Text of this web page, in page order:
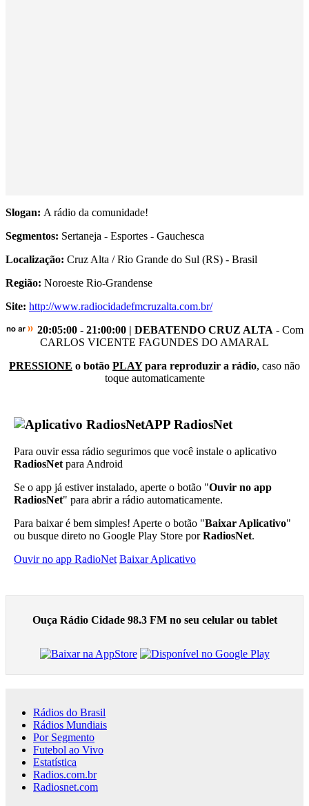
Slogan: A rádio da comunidade!
Segmentos: Sertaneja - Esportes - Gauchesca
Localização: Cruz Alta / Rio Grande do Sul (RS) - Brasil
Região: Noroeste Rio-Grandense
Site: http://www.radiocidadefmcruzalta.com.br/
20:05:00 - 21:00:00 | DEBATENDO CRUZ ALTA - Com
CARLOS VICENTE FAGUNDES DO AMARAL
PRESSIONE o botão PLAYpara reproduzir a rádio, caso não
toque automaticamente
APP RadiosNet
Para ouvir essa rádio segurimos que você instale o aplicativo
RadiosNet para Android
Se o app já estiver instalado, aperte o botão "Ouvir no app
RadiosNet" para abrir a rádio automaticamente.
Para baixar é bem simples! Aperte o botão "Baixar Aplicativo"
ou busque direto no Google Play Store porRadiosNet.
Ouvir no app RadioNet Baixar Aplicativo
Ouça Rádio Cidade 98.3 FM no seu celular ou tablet
Rádios do Brasil
Rádios Mundiais
Por Segmento
Futebol ao Vivo
Estatística
Radios.com.br
Radiosnet.com